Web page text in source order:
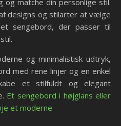
og matche din personlige stil.
designs og stilarter at vælge
sengebord, der passer til
og minimalistisk udtryk,
med rene linjer og en enkel
et stilfuldt og elegant
Et sengebord i højglans eller
et moderne